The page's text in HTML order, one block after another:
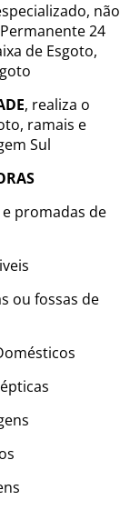
não
24
de Esgoto,
, realiza o
ramais e
Sul
promadas de
ou fossas de